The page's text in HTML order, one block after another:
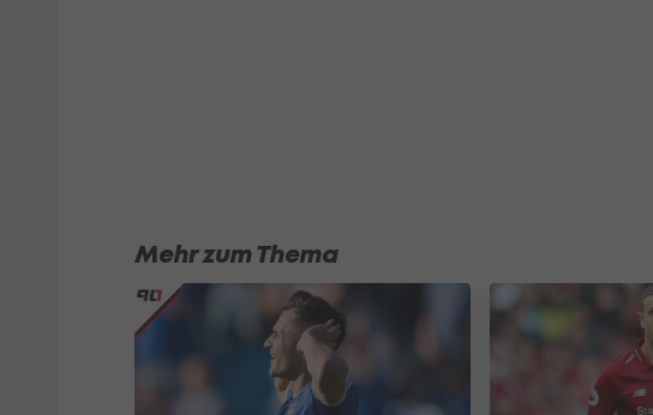
Mehr zum Thema